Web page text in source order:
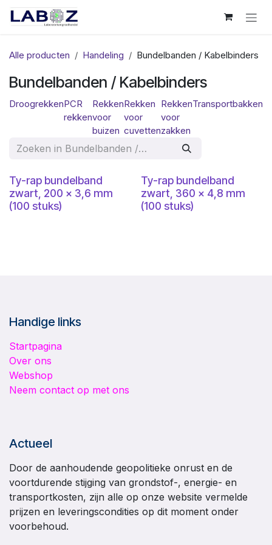
Overslaan naar inhoud
Alle producten Handeling Bundelbanden / Kabelbinders
Bundelbanden / Kabelbinders
DroogrekkenPCR
rekken
Rekken
voor
buizen
Rekken
voor
cuvetten
Rekken
voor
zakken
Transportbakken
Ty-rap bundelband
zwart, 200 x 3,6 mm
(100 stuks)
Ty-rap bundelband
zwart, 360 x 4,8 mm
(100 stuks)
Handige links
Startpagina
Over ons
Webshop
Neem contact op met ons
Actueel
Door de aanhoudende geopolitieke onrust en de
voortdurende stijging van grondstof-, energie- en
transportkosten, zijn alle op onze website vermelde
prijzen en leveringscondities op dit moment onder
voorbehoud.